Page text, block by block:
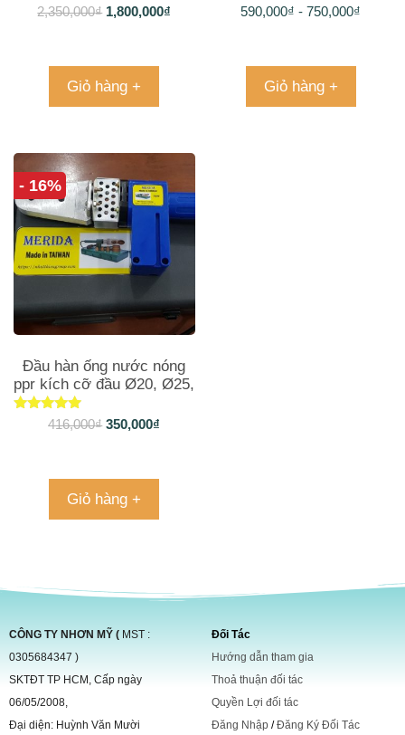
Được xếp
hạng
2,350,000₫ 1,800,000₫
Giỏ hàng +
Được xếp
590,000₫ -750,000₫
Giỏ hàng +
- 16%
Đầu hàn ống nước nóng
ppr kích cỡ đầu Ø20, Ø25,
Được xếp
hạng
416,000₫ 350,000₫
Giỏ hàng +
CÔNG TY NHƠN MỸ ( MST :
0305684347 )
SKTĐT TP HCM, Cấp ngày
06/05/2008,
Đại diện: Huỳnh Văn Mười
Đối Tác
Hướng dẫn tham gia
Thoả thuận đối tác
Quyền Lợi đối tác
Đăng Nhập /Đăng Ký Đối Tác